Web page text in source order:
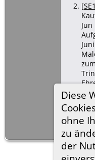
Diese
ohne
zu
der
[
Mit